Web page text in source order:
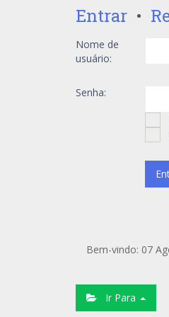
Entrar •
Nome de
usuário:
Senha:
Bem-vindo: 07
Ir Para